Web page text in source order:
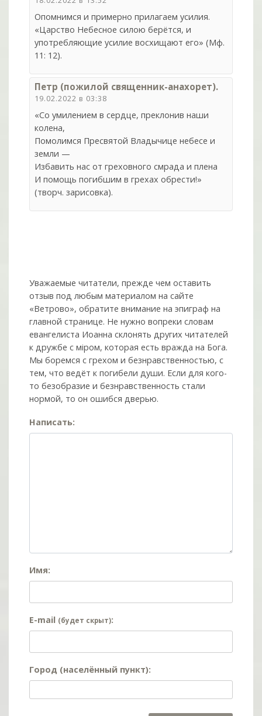
Опомнимся и примерно прилагаем усилия.
«Царство Небесное силою берётся, и
употребляющие усилие восхищают его» (Мф.
11: 12).
Петр (пожилой священник-анахорет).
19.02.2022 в 03:38
«Со умилением в сердце, преклонив наши
колена,
Помолимся Пресвятой Владычице небесе и
земли —
Избавить нас от греховного смрада и плена
И помощь погибшим в грехах обрести!»
(творч. зарисовка).
Уважаемые читатели, прежде чем оставить
отзыв под любым материалом на сайте
«Ветрово», обратите внимание на эпиграф на
главной странице. Не нужно вопреки словам
евангелиста Иоанна склонять других читателей
к дружбе с мiром, которая есть вражда на Бога.
Мы боремся с грехом и без­нрав­ствен­ностью, с
тем, что ведёт к погибели души. Если для кого-
то безобразие и безнравственность стали
нормой, то он ошибся дверью.
Написать:
Имя:
E-mail (будет скрыт):
Город (населённый пункт):